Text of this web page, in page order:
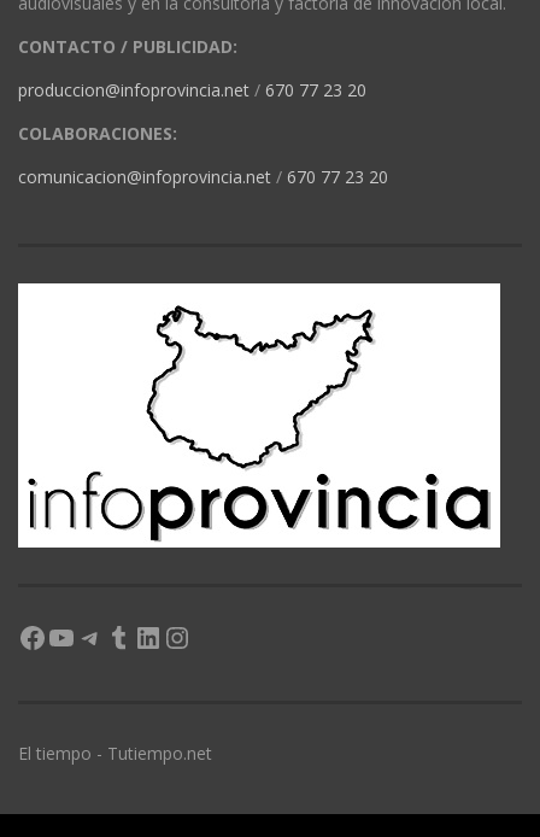
CONTACTO / PUBLICIDAD:
produccion@infoprovincia.net / 670 77 23 20
COLABORACIONES:
comunicacion@infoprovincia.net / 670 77 23 20
Facebook
YouTube
Telegram
Tumblr
LinkedIn
Instagram
El tiempo - Tutiempo.net